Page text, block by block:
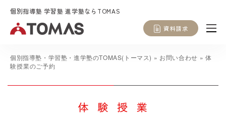
個別指導塾 学習塾 進学塾ならTOMAS
資料請求
個別指導塾・学習塾・進学塾のTOMAS(トーマス) » お問い合わせ »体
験授業のご予約